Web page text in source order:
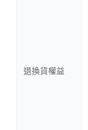
退換貨權益